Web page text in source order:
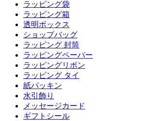
ラッピング袋
ラッピング箱
透明ボックス
ショップバッグ
ラッピング 封筒
ラッピングペーパー
ラッピングリボン
ラッピング タイ
紙パッキン
水引飾り
メッセージカード
ギフトシール